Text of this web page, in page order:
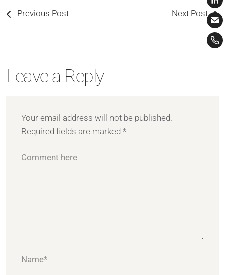
Previous Post Next Post
Leave a Reply
Your email address will not be published.
Required fields are marked *